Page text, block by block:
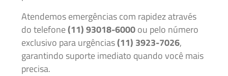
Atendemos emergências com rapidez através
do telefone(11) 93018-6000ou pelo número
exclusivo para urgências(11) 3923-7026,
garantindo suporte imediato quando você mais
precisa.